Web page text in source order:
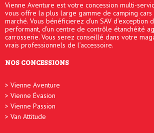
Vienne Aventure est votre concession multi-
vous offre la plus large gamme de camping
marché. Vous bénéficierez d’un SAV d’exception
performant, d’un centre de contrôle étanchéité
carrosserie. Vous serez conseillé dans votre
vrais professionnels de l’accessoire.
NOS CONCESSIONS
Vienne Aventure
Vienne Évasion
Vienne Passion
Van Attitude